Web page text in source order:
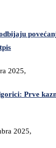
2025,
Prve
2025,